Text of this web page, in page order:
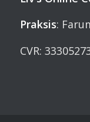
Praksis:
CVR: